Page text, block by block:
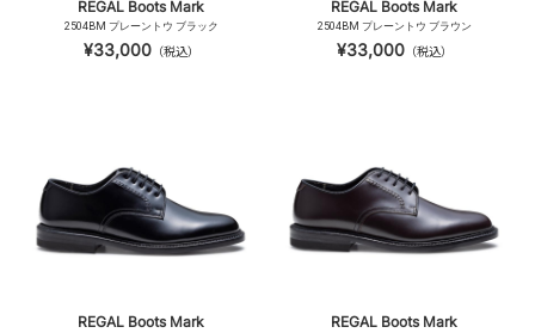
REGAL Boots Mark
2504BM プレーントウ ブラック
¥33,000（税込）
REGAL Boots Mark
2504BM プレーントウ ブラウン
¥33,000（税込）
REGAL Boots Mark REGAL Boots Mark